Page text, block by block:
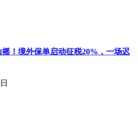
！境外保单启动征税20%，一场迟